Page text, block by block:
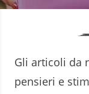
Gli articoli da
pensieri e